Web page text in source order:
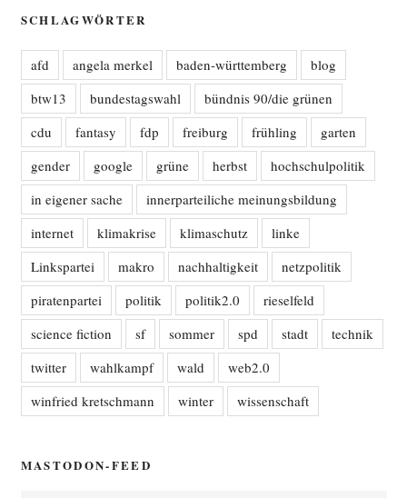
SCHLAGWÖRTER
afd angela merkel baden-württemberg
blog
btw13
bundestagswahl
bündnis 90/die grünen
cdu
fantasy fdp freiburg frühling
garten
gender
google grüne herbst
hochschulpolitik
in eigener sache
innerparteiliche meinungsbildung
internet
klimakrise klimaschutz
linke
Linkspartei
makro nachhaltigkeit
netzpolitik
piratenpartei
politik politik2.0
rieselfeld
science fiction
sf sommer spd stadt
technik
twitter
wahlkampf wald
web2.0
winfried kretschmann
winter wissenschaft
MASTODON-FEED